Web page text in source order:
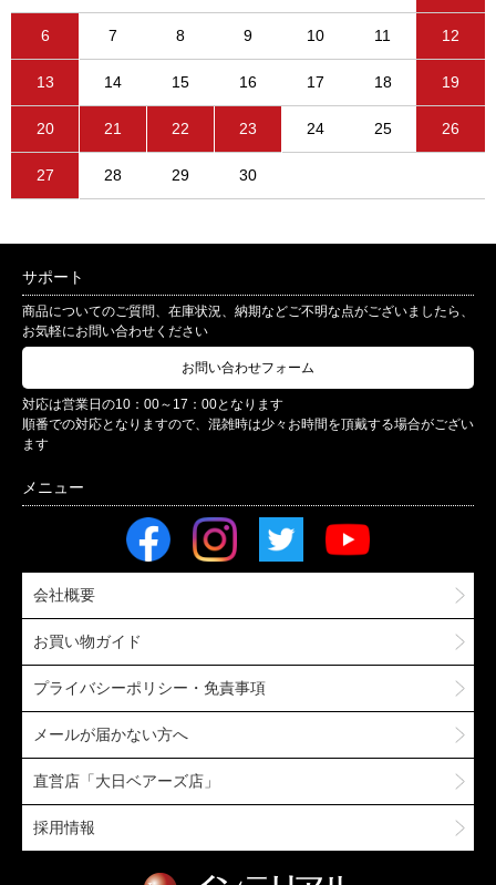
6 7 8 9 10 11 12
13 14 15 16 17 18 19
20 21 22 23 24 25 26
27 28 29 30
サポート
商品についてのご質問、在庫状況、納期などご不明な点がございましたら、
お気軽にお問い合わせください
お問い合わせフォーム
対応は営業日の10：00～17：00となります
順番での対応となりますので、混雑時は少々お時間を頂戴する場合がござい
ます
会社概要
お買い物ガイド
プライバシーポリシー・免責事項
メールが届かない方へ
直営店「大日ベアーズ店」
採用情報